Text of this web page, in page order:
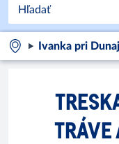
Ivanka pri
TRÁVE